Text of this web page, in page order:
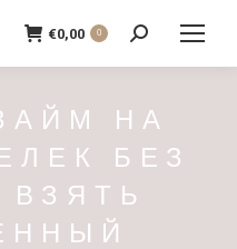
€0,00 0
Recherche
:
НА
БЕЗ